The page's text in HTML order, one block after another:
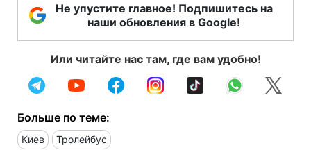
Не упустите главное! Подпишитесь на
наши обновления в Google!
Или читайте нас там, где вам удобно!
Больше по теме:
Киев Тролейбус